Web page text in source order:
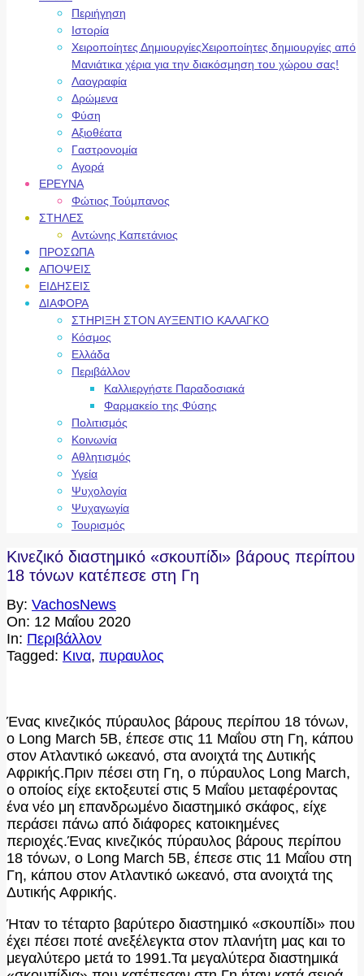
Περιήγηση
Ιστορία
Χειροποίητες ΔημιουργίεςΧειροποίητες δημιουργίες από
Μανιάτικα χέρια για την διακόσμηση του χώρου σας!
Λαογραφία
Δρώμενα
Φύση
Αξιοθέατα
Γαστρονομία
Αγορά
ΕΡΕΥΝΑ
Φώτιος Τούμπανος
ΣΤΗΛΕΣ
Αντώνης Καπετάνιος
ΠΡΟΣΩΠΑ
ΑΠΟΨΕΙΣ
ΕΙΔΗΣΕΙΣ
ΔΙΑΦΟΡΑ
ΣΤΗΡΙΞΗ ΣΤΟΝ ΑΥΞΕΝΤΙΟ ΚΑΛΑΓΚΟ
Κόσμος
Ελλάδα
Περιβάλλον
Καλλιεργήστε Παραδοσιακά
Φαρμακείο της Φύσης
Πολιτισμός
Κοινωνία
Αθλητισμός
Υγεία
Ψυχολογία
Ψυχαγωγία
Τουρισμός
Κινεζικό διαστημικό «σκουπίδι» βάρους περίπου
18 τόνων κατέπεσε στη Γη
By: VachosNews
On: 12 Μαΐου 2020
In: Περιβάλλον
Tagged: Κινα, πυραυλος
Ένας κινεζικός πύραυλος βάρους περίπου 18 τόνων,
ο Long March 5B, έπεσε στις 11 Μαΐου στη Γη, κάπου
στον Ατλαντικό ωκεανό, στα ανοιχτά της Δυτικής
Αφρικής.Πριν πέσει στη Γη, ο πύραυλος Long March,
ο οποίος είχε εκτοξευτεί στις 5 Μαΐου μεταφέροντας
ένα νέο μη επανδρωμένο διαστημικό σκάφος, είχε
περάσει πάνω από διάφορες κατοικημένες
περιοχές.Ένας κινεζικός πύραυλος βάρους περίπου
18 τόνων, ο Long March 5B, έπεσε στις 11 Μαΐου στη
Γη, κάπου στον Ατλαντικό ωκεανό, στα ανοιχτά της
Δυτικής Αφρικής.
Ήταν το τέταρτο βαρύτερο διαστημικό «σκουπίδι» που
έχει πέσει ποτέ ανεξέλεγκτα στον πλανήτη μας και το
μεγαλύτερο μετά το 1991.Τα μεγαλύτερα διαστημικά